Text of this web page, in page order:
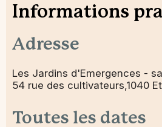
Informations
Adresse
Les Jardins d'Emergences -
54 rue des cultivateurs,1040
Toutes les dates